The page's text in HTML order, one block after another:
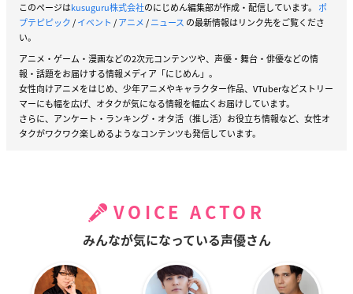
このページはkusuguru株式会社のにじめん編集部が作成・配信しています。 ポ
プテピピック/イベント /アニメ/ニュース の最新情報はリンク先をご覧くださ
い。
アニメ・ゲーム・漫画などの2次元コンテンツや、声優・舞台・俳優などの情
報・話題をお届けする情報メディア「にじめん」。
女性向けアニメをはじめ、少年アニメやキャラクター作品、VTuberなどストリー
マーにも幅を広げ、オタクが気になる情報を幅広くお届けしています。
さらに、アンケート・ランキング・オタ活（推し活）お役立ち情報など、女性オ
タクがワクワク楽しめるようなコンテンツも発信しています。
VOICE ACTOR
みんなが気になっている声優さん